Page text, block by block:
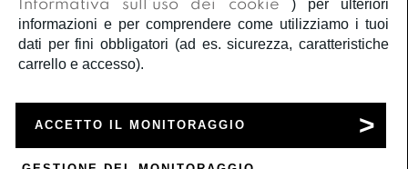
Informativa sull'uso dei cookie
) per ulteriori
informazioni e per comprendere come utilizziamo i tuoi
dati per fini obbligatori (ad es. sicurezza, caratteristiche
carrello e accesso).
ACCETTO IL MONITORAGGIO